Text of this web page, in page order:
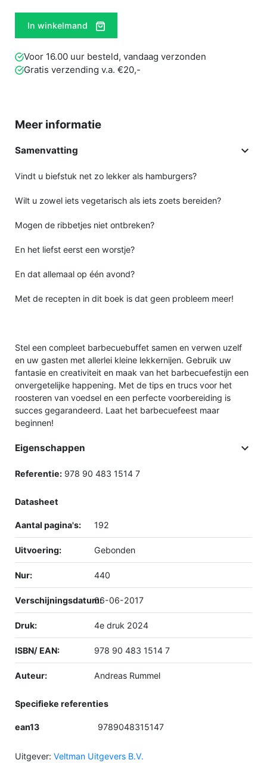
In winkelmand
Voor 16.00 uur besteld, vandaag verzonden
Gratis verzending v.a. €20,-
Meer informatie
Samenvatting 
Vindt u biefstuk net zo lekker als hamburgers?
Wilt u zowel iets vegetarisch als iets zoets bereiden?
Mogen de ribbetjes niet ontbreken?
En het liefst eerst een worstje?
En dat allemaal op één avond?
Met de recepten in dit boek is dat geen probleem meer!
Stel een compleet barbecuebuffet samen en verwen uzelf
en uw gasten met allerlei kleine lekkernijen. Gebruik uw
fantasie en creativiteit en maak van het barbecuefestijn een
onvergetelijke happening. Met de tips en trucs voor het
roosteren van voedsel en een perfecte voorbereiding is
succes gegarandeerd. Laat het barbecuefeest maar
beginnen!
Eigenschappen 
Referentie: 978 90 483 1514 7
Datasheet
Aantal pagina's: 192
Uitvoering: Gebonden
Nur: 440
Verschijningsdatum:06-06-2017
Druk: 4e druk 2024
ISBN/ EAN: 978 90 483 1514 7
Auteur: Andreas Rummel
Specifieke referenties
ean13 9789048315147
Uitgever: Veltman Uitgevers B.V.